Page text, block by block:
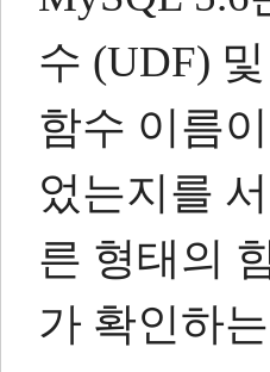
수 (UDF)
함수 이름
었는지를
른 형태의
가 확인하